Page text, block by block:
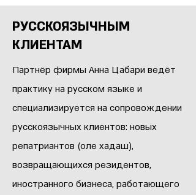
РУССКОЯЗЫЧНЫМ
КЛИЕНТАМ
Партнёр фирмы Анна Цабари ведёт
практику на русском языке и
специализируется на сопровождении
русскоязычных клиентов: новых
репатриантов (оле хадаш),
возвращающихся резидентов,
иностранного бизнеса, работающего